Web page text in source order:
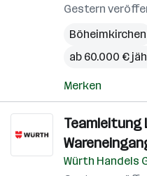
Gestern
Böheimkirchen
ab 60.000 €
Merken
Teamleitung
Würth Handels